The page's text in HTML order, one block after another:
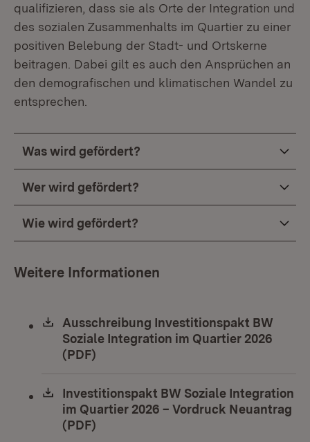
qualifizieren, dass sie als Orte der Integration und
des sozialen Zusammenhalts im Quartier zu einer
positiven Belebung der Stadt- und Ortskerne
beitragen. Dabei gilt es auch den Ansprüchen an
den demografischen und klimatischen Wandel zu
entsprechen.
Was wird gefördert?
Wer wird gefördert?
Wie wird gefördert?
Weitere Informationen
Download:
Ausschreibung Investitionspakt BW
Soziale Integration im Quartier 2026
(PDF)
Download:
Investitionspakt BW Soziale Integration
im Quartier 2026 – Vordruck Neuantrag
(PDF)